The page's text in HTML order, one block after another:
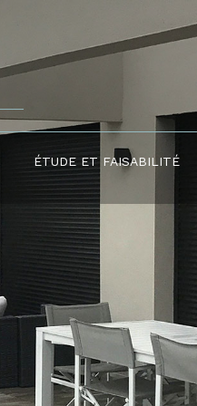
ÉTUDE ET FAISABILITÉ